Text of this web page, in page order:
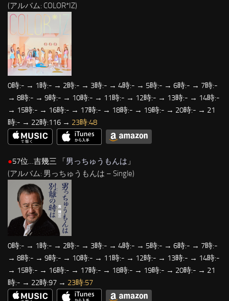
(アルバム: COLOR*IZ)
0時:- → 1時:- → 2時:- → 3時:- → 4時:- → 5時:- → 6時:- → 7時:-
→ 8時:- → 9時:- → 10時:- → 11時:- → 12時:- → 13時:- → 14時:-
→ 15時:- → 16時:- → 17時:- → 18時:- → 19時:- → 20時:- → 21
時:- → 22時:116 → 23時:48
●57位…吉幾三 「男っちゅうもんは 」
(アルバム: 男っちゅうもんは – Single)
0時:- → 1時:- → 2時:- → 3時:- → 4時:- → 5時:- → 6時:- → 7時:-
→ 8時:- → 9時:- → 10時:- → 11時:- → 12時:- → 13時:- → 14時:-
→ 15時:- → 16時:- → 17時:- → 18時:- → 19時:- → 20時:- → 21
時:- → 22時:97 → 23時:57